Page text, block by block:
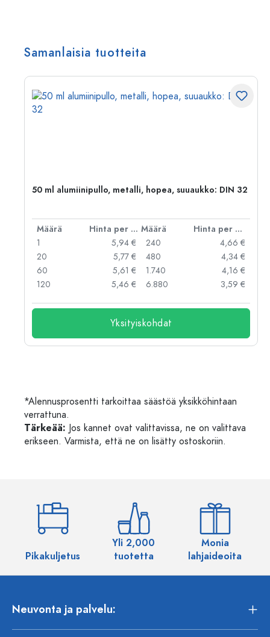
Samanlaisia tuotteita
50 ml alumiinipullo, metalli, hopea, suuaukko: DIN 32
Määrä Hinta per kpl Määrä
Hinta per kpl
1
5,94 €
20
5,77 €
60
5,61 €
120
5,46 €
240
4,66 €
480
4,34 €
1.740
4,16 €
6.880
3,59 €
Yksityiskohdat
*Alennusprosentti tarkoittaa säästöä yksikköhintaan
verrattuna.
Tärkeää: Jos kannet ovat valittavissa, ne on valittava
erikseen. Varmista, että ne on lisätty ostoskoriin.
Pikakuljetus
Yli 2,000
tuotetta
Monia
lahjaideoita
Neuvonta ja palvelu: